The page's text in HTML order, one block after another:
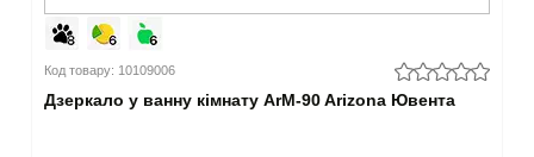
Код товару: 10109006
Дзеркало у ванну кімнату ArM-90 Arizona Ювента